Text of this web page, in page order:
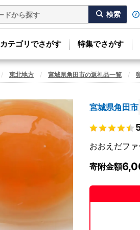
カテゴリでさがす 特集でさがす
東北地方 宮城県角田市の返礼品一覧
宮城県角田市
おおえだフ
寄附金額